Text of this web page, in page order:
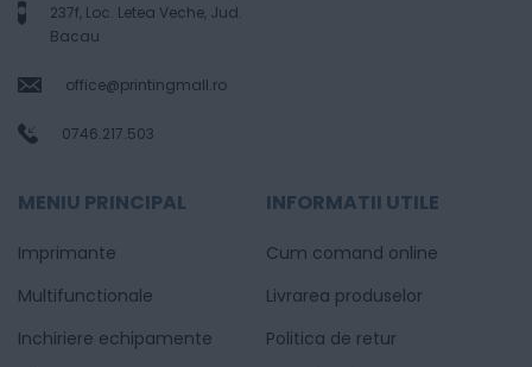
237f, Loc. Letea Veche, Jud.
Bacau
office@printingmall.ro
0746.217.503
MENIU PRINCIPAL
Imprimante
Multifunctionale
Inchiriere echipamente
INFORMATII UTILE
Cum comand online
Livrarea produselor
Politica de retur